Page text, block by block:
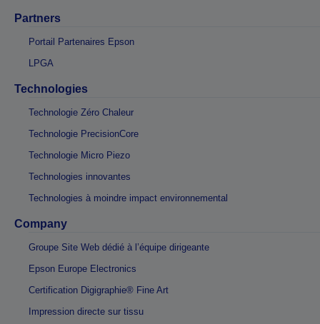
Partners
Portail Partenaires Epson
LPGA
Technologies
Technologie Zéro Chaleur
Technologie PrecisionCore
Technologie Micro Piezo
Technologies innovantes
Technologies à moindre impact environnemental
Company
Groupe Site Web dédié à l’équipe dirigeante
Epson Europe Electronics
Certification Digigraphie® Fine Art
Impression directe sur tissu